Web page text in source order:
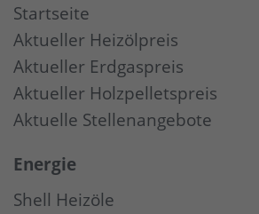
Startseite
Aktueller Heizölpreis
Aktueller Erdgaspreis
Aktueller Holzpelletspreis
Aktuelle Stellenangebote
Energie
Shell Heizöle